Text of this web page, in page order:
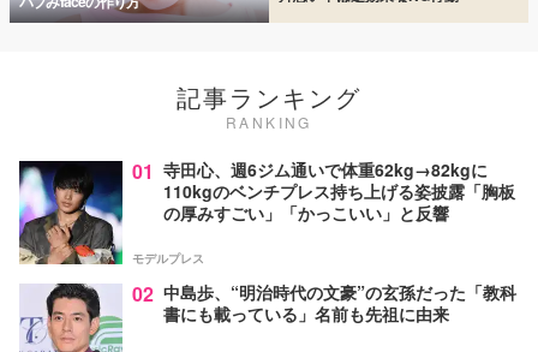
記事ランキング
RANKING
01 寺田心、週6ジム通いで体重62kg→82kgに
110kgのベンチプレス持ち上げる姿披露「胸板
の厚みすごい」「かっこいい」と反響
モデルプレス
02 中島歩、“明治時代の文豪”の玄孫だった「教科
書にも載っている」名前も先祖に由来